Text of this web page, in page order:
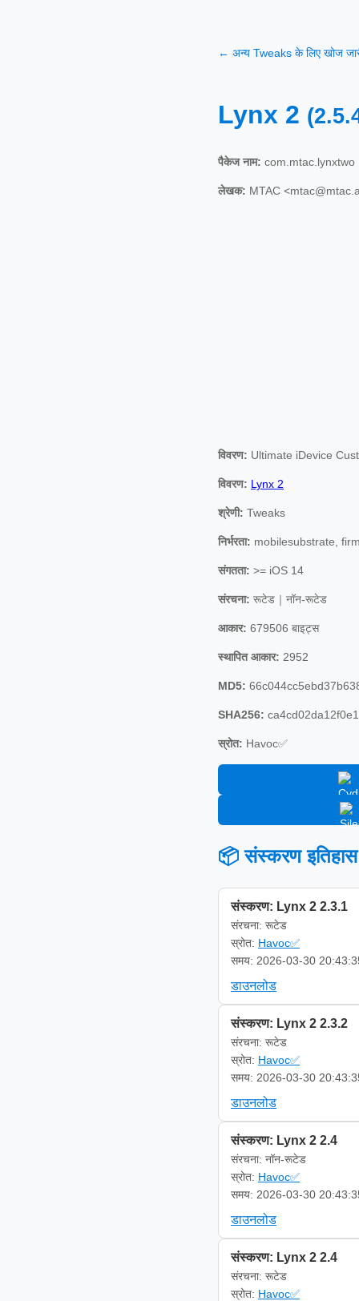
← अन्य Tweaks के लिए खोज
Lynx 2
पैकेज नाम: com.mtac.lynxtwo
लेखक: MTAC
विवरण: Ultimate iDevice
विवरण: Lynx 2
श्रेणी: Tweaks
निर्भरता: mobilesubstrate,
संगतता: >= iOS 14
संरचना: रूटेड｜नॉन-रूटेड
आकार: 679506 बाइट्स
स्थापित आकार: 2952
MD5:
SHA256:
स्रोत: Havoc✅
📦 संस्करण इतिहास
संस्करण: Lynx 2 2.3.1
संरचना: रूटेड
स्रोत: Havoc✅
समय: 2026-03-30
डाउनलोड
संस्करण: Lynx 2 2.3.2
संरचना: रूटेड
स्रोत: Havoc✅
समय: 2026-03-30
डाउनलोड
संस्करण: Lynx 2 2.4
संरचना: नॉन-रूटेड
स्रोत: Havoc✅
समय: 2026-03-30
डाउनलोड
संस्करण: Lynx 2 2.4
संरचना: रूटेड
स्रोत: Havoc✅